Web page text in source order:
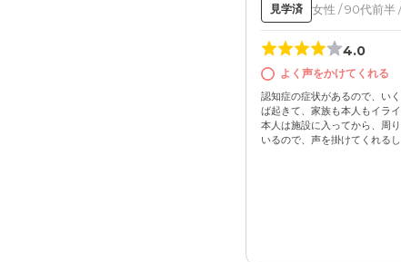
見学済 女性 / 90代前半
4.0
よく声をかけてくれる
認知症の症状があるので、い
ば起きて、家族も本人もイラ
本人は施設に入ってから、周
いるので、声を掛けてくれる